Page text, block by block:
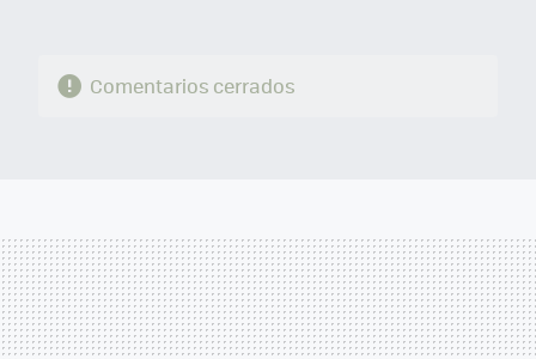
Comentarios cerrados